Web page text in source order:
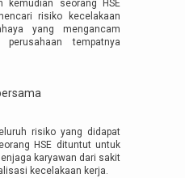
kemudian seorang HSE
risiko kecelakaan
yang mengancam
tempatnya
risiko yang didapat
HSE dituntut untuk
karyawan dari sakit
kecelakaan kerja.